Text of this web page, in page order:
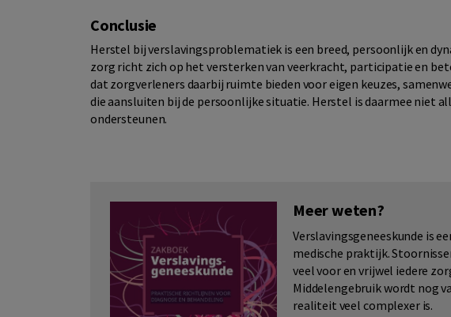
Conclusie
Herstel bij verslavingsproblematiek is een breed, persoonlijk en
zorg richt zich op het versterken van veerkracht, participatie en
dat zorgverleners daarbij ruimte bieden voor eigen keuzes,
die aansluiten bij de persoonlijke situatie. Herstel is daarmee niet
ondersteunen.
Meer weten?
Verslavingsgeneeskunde is
medische praktijk.
veel voor en vrijwel iedere
Middelengebruik wordt nog
realiteit veel complexer is.